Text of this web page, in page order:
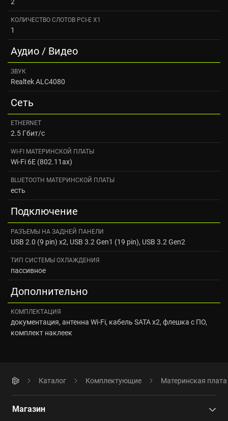
КОЛИЧЕСТВО СЛОТОВ PCI-E X1
1
Аудио / Видео
ЗВУК
Realtek ALC4080
Сеть
ETHERNET
2.5 Гбит/с
WI-FI МАТЕРИНСКОЙ ПЛАТЫ
Wi-Fi 6E (802.11ax)
BLUETOOTH МАТЕРИНСКОЙ ПЛАТЫ
есть
Подключение
РАЗЪЕМЫ НА ЗАДНЕЙ ПАНЕЛИ
USB 2.0 (9 pin) x2, USB 3.2 Gen1 (19 pin), USB 3.2 Gen2
ТИП СИСТЕМЫ ОХЛАЖДЕНИЯ
пассивное
Дополнительно
КОМПЛЕКТАЦИЯ
документация, антенна Wi-Fi, кабель SATA x2, флешка с ПО,
комплект наклеек
Каталог Комплектующие Материнская плата
Магазин